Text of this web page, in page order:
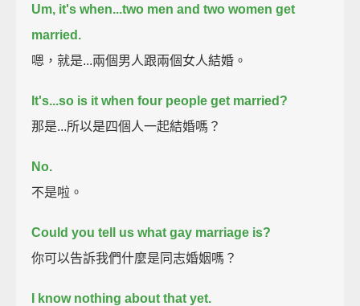
Um, it's when...two men and two women get
married.
嗯，就是...兩個男人跟兩個女人結婚。
It's...so is it when four people get married?
那是...所以是四個人一起結婚嗎？
No.
不是啦。
Could you tell us what gay marriage is?
你可以告訴我們什麼是同志婚姻嗎？
I know nothing about that yet.